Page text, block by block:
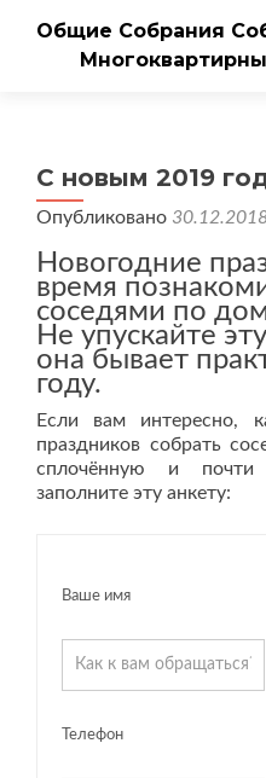
Общие Собрания
С новым 2019
Опубликовано
Новогодние
время
соседями по
Не упускайте
она бывает
году.
Если вам интересно,
праздников собрать
сплочённую и
заполните эту анкету:
Ваше имя
Телефон